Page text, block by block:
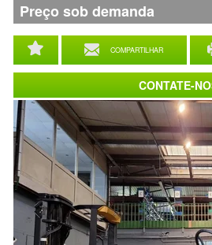
COMPARTILHAR
Preço sob demanda
CONTATE-